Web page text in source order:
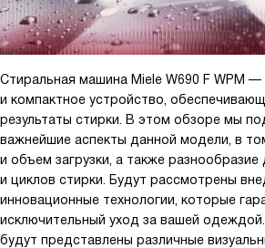
Я очень доволен этой покупкой. Эта
настоящим помощником в моем доме. И
сказать, что это одно из лучших
Стиральная машина Miele W690 F WPM
и компактное устройство,
результаты стирки. В этом обзоре мы
важнейшие аспекты данной модели, в
и объем загрузки, а также
и циклов стирки. Будут рассмотрены
инновационные технологии, которые
исключительный уход за вашей
будут представлены различные